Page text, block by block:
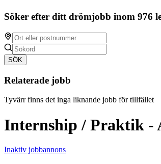
Söker efter ditt drömjobb inom 976
SÖK
Relaterade jobb
Tyvärr finns det inga liknande jobb för tillfället
Internship / Praktik -
Inaktiv jobbannons